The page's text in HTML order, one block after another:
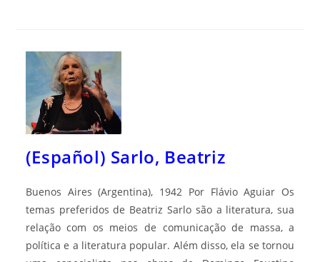
(Español) Sarlo, Beatriz
Buenos Aires (Argentina), 1942 Por Flávio Aguiar Os
temas preferidos de Beatriz Sarlo são a literatura, sua
relação com os meios de comunicação de massa, a
política e a literatura popular. Além disso, ela se tornou